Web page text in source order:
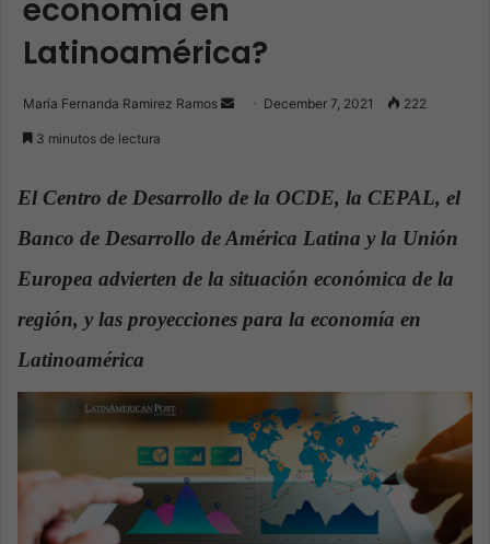
economía en
Latinoamérica?
María Fernanda Ramirez Ramos
a
n
m
a
December 7, 2021 222
3 minutos de lectura
El Centro de Desarrollo de la OCDE, la CEPAL, el
Banco de Desarrollo de América Latina y la Unión
Europea advierten de la situación económica de la
región, y las proyecciones para la economía en
Latinoamérica